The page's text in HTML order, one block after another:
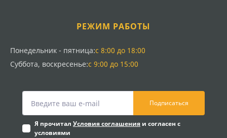
РЕЖИМ РАБОТЫ
Понедельник - пятница:с 8:00 до 18:00
Суббота, воскресенье:с 9:00 до 15:00
Подписаться
Я прочитал Условия соглашения и согласен с
условиями